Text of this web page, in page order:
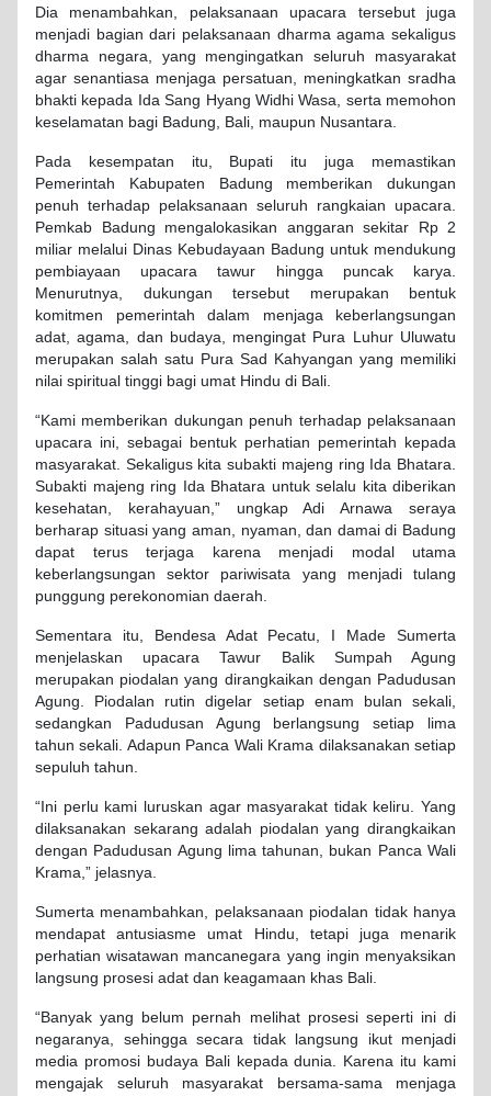
Dia menambahkan, pelaksanaan upacara tersebut juga
menjadi bagian dari pelaksanaan dharma agama sekaligus
dharma negara, yang mengingatkan seluruh masyarakat
agar senantiasa menjaga persatuan, meningkatkan sradha
bhakti kepada Ida Sang Hyang Widhi Wasa, serta memohon
keselamatan bagi Badung, Bali, maupun Nusantara.
Pada kesempatan itu, Bupati itu juga memastikan
Pemerintah Kabupaten Badung memberikan dukungan
penuh terhadap pelaksanaan seluruh rangkaian upacara.
Pemkab Badung mengalokasikan anggaran sekitar Rp 2
miliar melalui Dinas Kebudayaan Badung untuk mendukung
pembiayaan upacara tawur hingga puncak karya.
Menurutnya, dukungan tersebut merupakan bentuk
komitmen pemerintah dalam menjaga keberlangsungan
adat, agama, dan budaya, mengingat Pura Luhur Uluwatu
merupakan salah satu Pura Sad Kahyangan yang memiliki
nilai spiritual tinggi bagi umat Hindu di Bali.
“Kami memberikan dukungan penuh terhadap pelaksanaan
upacara ini, sebagai bentuk perhatian pemerintah kepada
masyarakat. Sekaligus kita subakti majeng ring Ida Bhatara.
Subakti majeng ring Ida Bhatara untuk selalu kita diberikan
kesehatan, kerahayuan,” ungkap Adi Arnawa seraya
berharap situasi yang aman, nyaman, dan damai di Badung
dapat terus terjaga karena menjadi modal utama
keberlangsungan sektor pariwisata yang menjadi tulang
punggung perekonomian daerah.
Sementara itu, Bendesa Adat Pecatu, I Made Sumerta
menjelaskan upacara Tawur Balik Sumpah Agung
merupakan piodalan yang dirangkaikan dengan Padudusan
Agung. Piodalan rutin digelar setiap enam bulan sekali,
sedangkan Padudusan Agung berlangsung setiap lima
tahun sekali. Adapun Panca Wali Krama dilaksanakan setiap
sepuluh tahun.
“Ini perlu kami luruskan agar masyarakat tidak keliru. Yang
dilaksanakan sekarang adalah piodalan yang dirangkaikan
dengan Padudusan Agung lima tahunan, bukan Panca Wali
Krama,” jelasnya.
Sumerta menambahkan, pelaksanaan piodalan tidak hanya
mendapat antusiasme umat Hindu, tetapi juga menarik
perhatian wisatawan mancanegara yang ingin menyaksikan
langsung prosesi adat dan keagamaan khas Bali.
“Banyak yang belum pernah melihat prosesi seperti ini di
negaranya, sehingga secara tidak langsung ikut menjadi
media promosi budaya Bali kepada dunia. Karena itu kami
mengajak seluruh masyarakat bersama-sama menjaga